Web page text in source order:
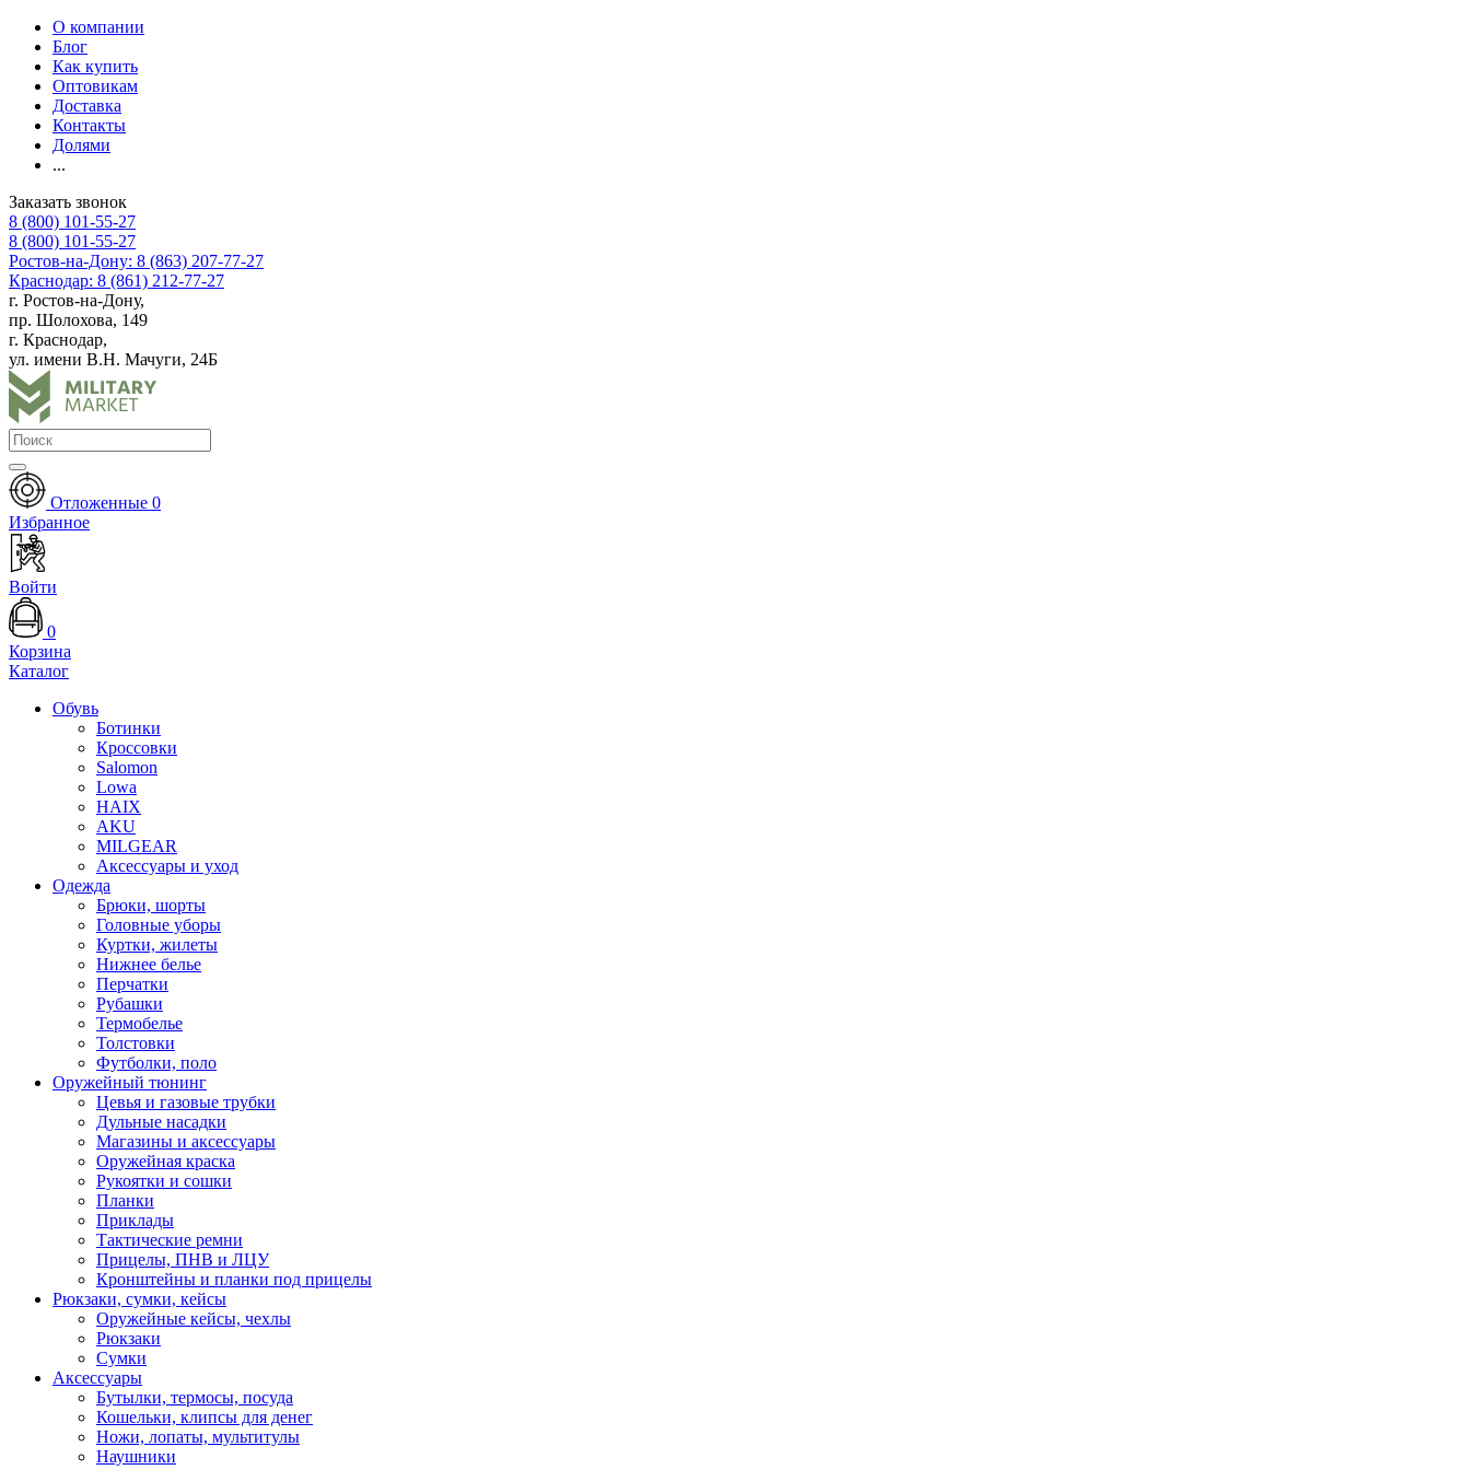
О компании
Блог
Как купить
Оптовикам
Доставка
Контакты
Долями
...
Заказать звонок
8 (800) 101-55-27
8 (800) 101-55-27
Ростов-на-Дону: 8 (863) 207-77-27
Краснодар: 8 (861) 212-77-27
г. Ростов-на-Дону,
пр. Шолохова, 149
г. Краснодар,
ул. имени В.Н. Мачуги, 24Б
Отложенные 0
Избранное
Войти
0
Корзина
Каталог
Обувь
Ботинки
Кроссовки
Salomon
Lowa
HAIX
AKU
MILGEAR
Аксессуары и уход
Одежда
Брюки, шорты
Головные уборы
Куртки, жилеты
Нижнее белье
Перчатки
Рубашки
Термобелье
Толстовки
Футболки, поло
Оружейный тюнинг
Цевья и газовые трубки
Дульные насадки
Магазины и аксессуары
Оружейная краска
Рукоятки и сошки
Планки
Приклады
Тактические ремни
Прицелы, ПНВ и ЛЦУ
Кронштейны и планки под прицелы
Рюкзаки, сумки, кейсы
Оружейные кейсы, чехлы
Рюкзаки
Сумки
Аксессуары
Бутылки, термосы, посуда
Кошельки, клипсы для денег
Ножи, лопаты, мультитулы
Наушники